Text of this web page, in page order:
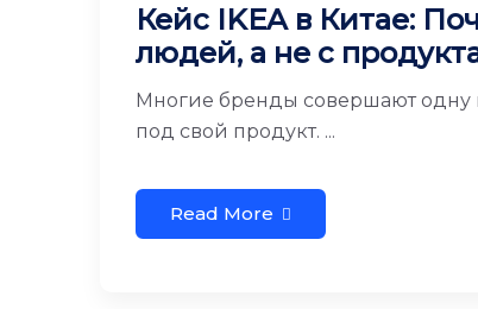
Кейс IKEA в Китае:
людей, а не с
Многие бренды совершают одну
под свой продукт. ...
Read More